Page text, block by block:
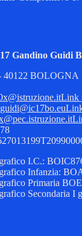
Gandino Guidi
40122 BOLOGNA
Link
I.C.:
Infanzia:
Primaria
Secondaria I